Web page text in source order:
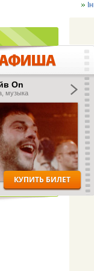
Ще
Ім'я: